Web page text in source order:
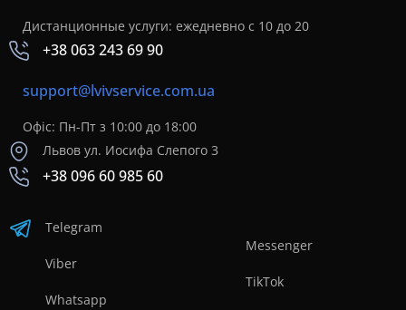
Дистанционные услуги: ежедневно с 10 до 20
+38 063 243 69 90
support@lvivservice.com.ua
Офіс: Пн-Пт з 10:00 до 18:00
Львов ул. Иосифа Слепого 3
+38 096 60 985 60
Telegram
Viber
Whatsapp
Messenger
TikTok